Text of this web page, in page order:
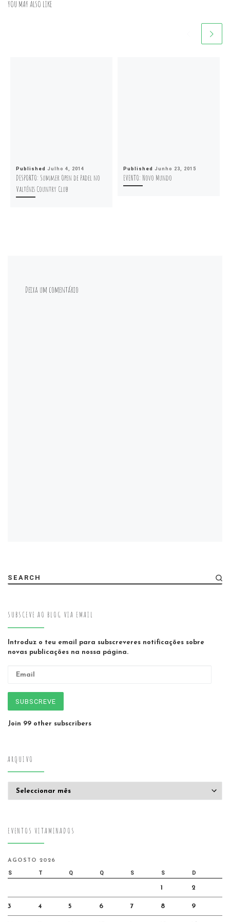
YOU MAY ALSO LIKE
Published Julho 4, 2014
DESPORTO: Summer Open de Padel no
Valténis Country Club
Published Junho 23, 2015
EVENTO: Novo Mundo
Deixa um comentário
SEARCH
SUBSCEVE AO BLOG VIA EMAIL
Introduz o teu email para subscreveres notificações sobre
novas publicações na nossa página.
SUBSCREVE
Join 99 other subscribers
ARQUIVO
EVENTOS VITAMINADOS
AGOSTO 2026
S T Q Q S S D
1 2
3 4 5 6 7 8 9